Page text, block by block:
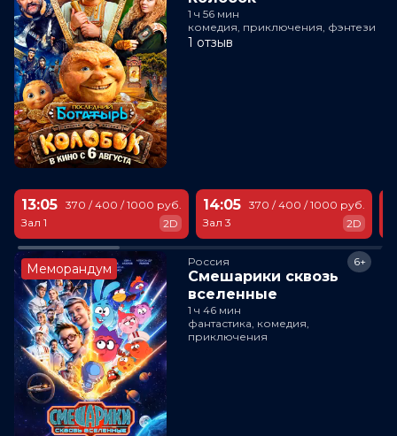
1 ч 56 мин
комедия, приключения, фэнтези
1 отзыв
13:05
Зал 1
370 / 400 / 1000 руб.
2D
14:05
Зал 3
370 / 400 / 1000 руб.
2D
Меморандум Россия
Смешарики сквозь
вселенные
6+
1 ч 46 мин
фантастика, комедия,
приключения